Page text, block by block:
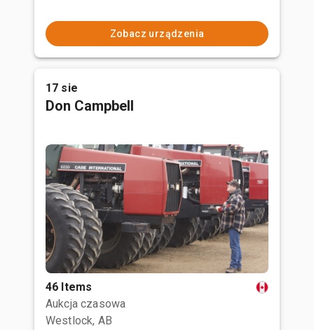
Zobacz urządzenia
17 sie
Don Campbell
46 Items
Aukcja czasowa
Westlock, AB